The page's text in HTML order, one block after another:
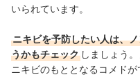
いられています。
ニキビを予防したい人は、
うかもチェック しましょう
ニキビのもととなるコメド